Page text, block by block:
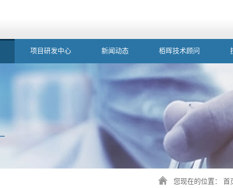
项目研发中心 新闻动态 栢晖技术顾问
您现在的位置： 首